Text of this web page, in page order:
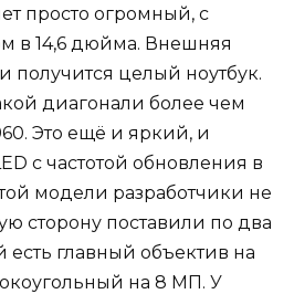
просто огромный, с
в 14,6 дюйма. Внешняя
получится целый ноутбук.
диагонали более чем
Это ещё и яркий, и
с частотой обновления в
модели разработчики не
сторону поставили по два
есть главный объектив на
на 8 МП. У